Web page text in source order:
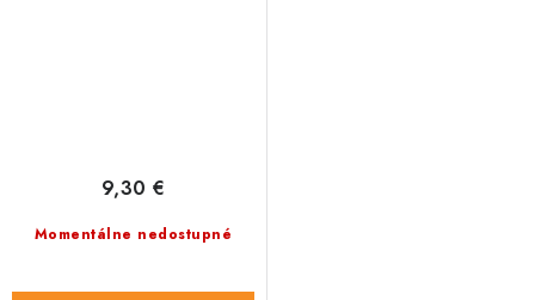
Momentálne nedostupné
9,30 €